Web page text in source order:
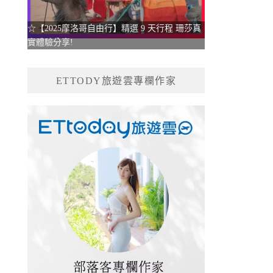
☆【2025摩洛哥自由行】精選 9 天行程 珊莎真
實體驗分享!
ETTODY旅遊雲專欄作家